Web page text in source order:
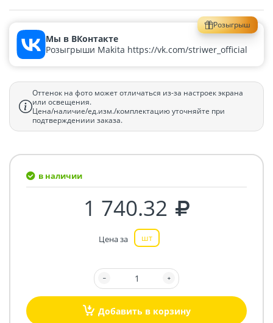
Розыгрыш
Мы в ВКонтакте
Розыгрыши Makita https://vk.com/striwer_official
Оттенок на фото может отличаться из-за настроек экрана
или освещения.
Цена/наличие/ед.изм./комплектацию уточняйте при
подтверждениии заказа.
в наличии
1 740.32
Цена за шт
Добавить в корзину